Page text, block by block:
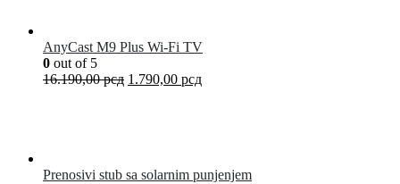
AnyCast M9 Plus Wi-Fi TV
0 out of 5
16.190,00рсд 1.790,00 рсд
Prenosivi stub sa solarnim punjenjem